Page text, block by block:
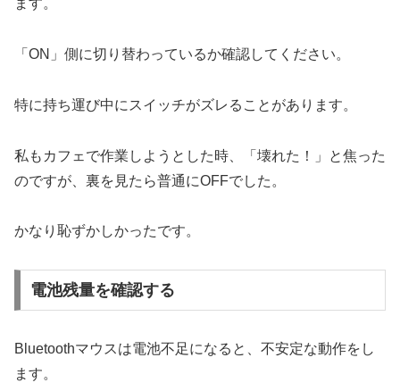
ます。
「ON」側に切り替わっているか確認してください。
特に持ち運び中にスイッチがズレることがあります。
私もカフェで作業しようとした時、「壊れた！」と焦った
のですが、裏を見たら普通にOFFでした。
かなり恥ずかしかったです。
電池残量を確認する
Bluetoothマウスは電池不足になると、不安定な動作をし
ます。